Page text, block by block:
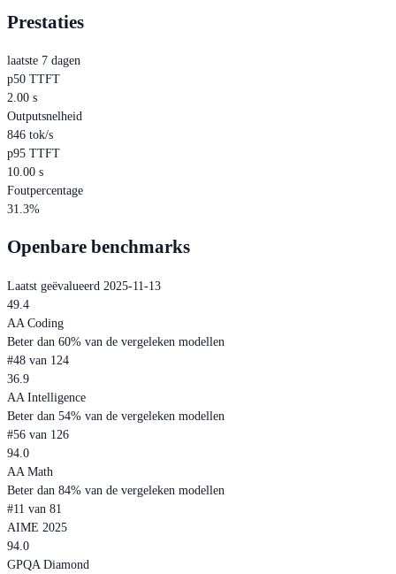
Prestaties
laatste 7 dagen
p50 TTFT
2.00 s
Outputsnelheid
846 tok/s
p95 TTFT
10.00 s
Foutpercentage
31.3%
Openbare benchmarks
Laatst geëvalueerd 2025-11-13
49.4
AA Coding
Beter dan 60% van de vergeleken modellen
#48 van 124
36.9
AA Intelligence
Beter dan 54% van de vergeleken modellen
#56 van 126
94.0
AA Math
Beter dan 84% van de vergeleken modellen
#11 van 81
AIME 2025
94.0
GPQA Diamond